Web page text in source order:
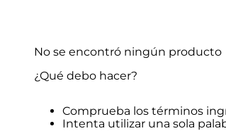
No se encontró ningún producto
¿Qué debo hacer?
Comprueba los términos
Intenta utilizar una sola